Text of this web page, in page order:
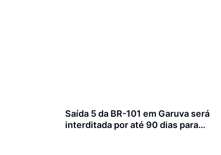
Saída 5 da BR-101 em Garuva será
interditada por até 90 dias para